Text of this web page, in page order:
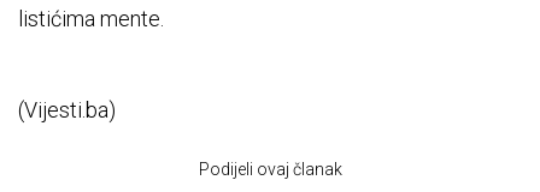
listićima mente.
(Vijesti.ba)
Podijeli ovaj članak